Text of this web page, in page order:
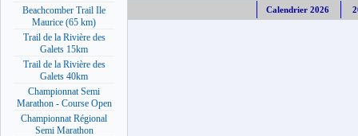
Beachcomber Trail Ile
Maurice (65 km)
Trail de la Rivière des
Galets 15km
Trail de la Rivière des
Galets 40km
Championnat Semi
Marathon - Course Open
Championnat Régional
Semi Marathon
Calendrier 2026